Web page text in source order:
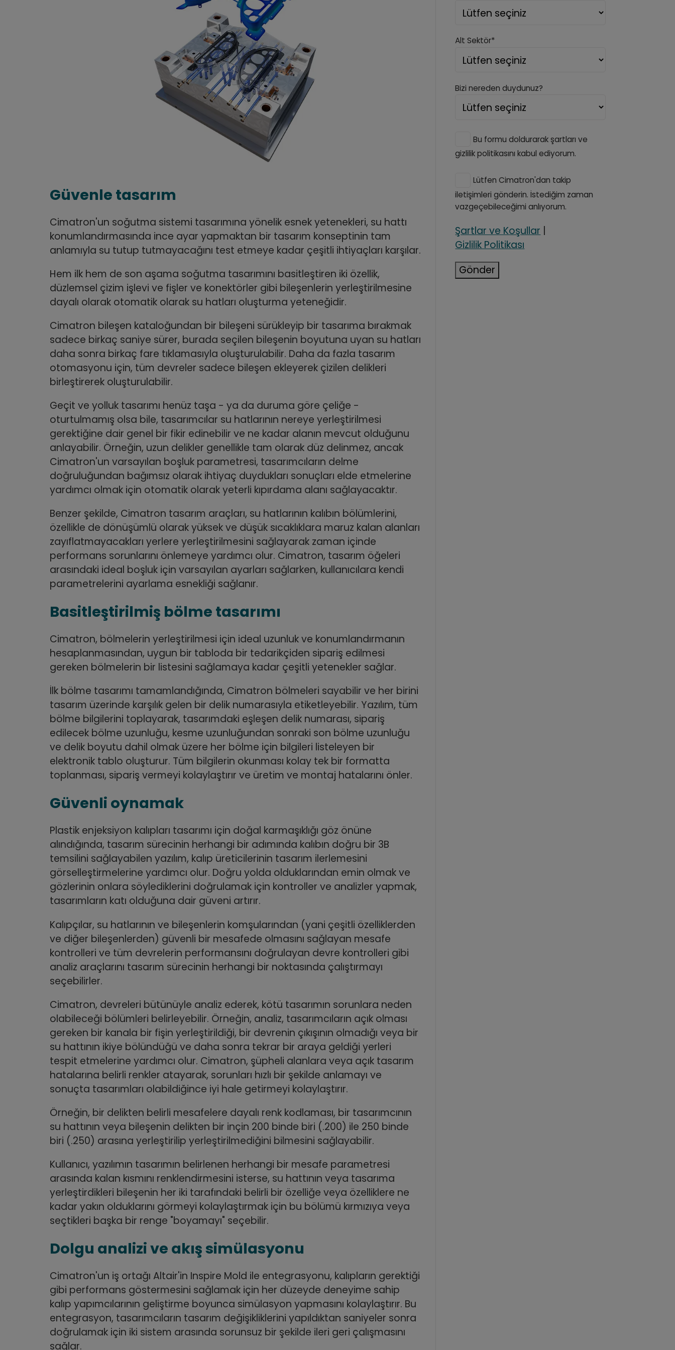
Güvenle tasarım
Cimatron'un soğutma sistemi tasarımına yönelik esnek yetenekleri, su hattı
konumlandırmasında ince ayar yapmaktan bir tasarım konseptinin tam
anlamıyla su tutup tutmayacağını test etmeye kadar çeşitli ihtiyaçları karşılar.
Hem ilk hem de son aşama soğutma tasarımını basitleştiren iki özellik,
düzlemsel çizim işlevi ve fişler ve konektörler gibi bileşenlerin yerleştirilmesine
dayalı olarak otomatik olarak su hatları oluşturma yeteneğidir.
Cimatron bileşen kataloğundan bir bileşeni sürükleyip bir tasarıma bırakmak
sadece birkaç saniye sürer, burada seçilen bileşenin boyutuna uyan su hatları
daha sonra birkaç fare tıklamasıyla oluşturulabilir. Daha da fazla tasarım
otomasyonu için, tüm devreler sadece bileşen ekleyerek çizilen delikleri
birleştirerek oluşturulabilir.
Geçit ve yolluk tasarımı henüz taşa - ya da duruma göre çeliğe -
oturtulmamış olsa bile, tasarımcılar su hatlarının nereye yerleştirilmesi
gerektiğine dair genel bir fikir edinebilir ve ne kadar alanın mevcut olduğunu
anlayabilir. Örneğin, uzun delikler genellikle tam olarak düz delinmez, ancak
Cimatron'un varsayılan boşluk parametresi, tasarımcıların delme
doğruluğundan bağımsız olarak ihtiyaç duydukları sonuçları elde etmelerine
yardımcı olmak için otomatik olarak yeterli kıpırdama alanı sağlayacaktır.
Benzer şekilde, Cimatron tasarım araçları, su hatlarının kalıbın bölümlerini,
özellikle de dönüşümlü olarak yüksek ve düşük sıcaklıklara maruz kalan alanları
zayıflatmayacakları yerlere yerleştirilmesini sağlayarak zaman içinde
performans sorunlarını önlemeye yardımcı olur. Cimatron, tasarım öğeleri
arasındaki ideal boşluk için varsayılan ayarları sağlarken, kullanıcılara kendi
parametrelerini ayarlama esnekliği sağlanır.
Basitleştirilmiş bölme tasarımı
Cimatron, bölmelerin yerleştirilmesi için ideal uzunluk ve konumlandırmanın
hesaplanmasından, uygun bir tabloda bir tedarikçiden sipariş edilmesi
gereken bölmelerin bir listesini sağlamaya kadar çeşitli yetenekler sağlar.
İlk bölme tasarımı tamamlandığında, Cimatron bölmeleri sayabilir ve her birini
tasarım üzerinde karşılık gelen bir delik numarasıyla etiketleyebilir. Yazılım, tüm
bölme bilgilerini toplayarak, tasarımdaki eşleşen delik numarası, sipariş
edilecek bölme uzunluğu, kesme uzunluğundan sonraki son bölme uzunluğu
ve delik boyutu dahil olmak üzere her bölme için bilgileri listeleyen bir
elektronik tablo oluşturur. Tüm bilgilerin okunması kolay tek bir formatta
toplanması, sipariş vermeyi kolaylaştırır ve üretim ve montaj hatalarını önler.
Güvenli oynamak
Plastik enjeksiyon kalıpları tasarımı için doğal karmaşıklığı göz önüne
alındığında, tasarım sürecinin herhangi bir adımında kalıbın doğru bir 3B
temsilini sağlayabilen yazılım, kalıp üreticilerinin tasarım ilerlemesini
görselleştirmelerine yardımcı olur. Doğru yolda olduklarından emin olmak ve
gözlerinin onlara söylediklerini doğrulamak için kontroller ve analizler yapmak,
tasarımların katı olduğuna dair güveni artırır.
Kalıpçılar, su hatlarının ve bileşenlerin komşularından (yani çeşitli özelliklerden
ve diğer bileşenlerden) güvenli bir mesafede olmasını sağlayan mesafe
kontrolleri ve tüm devrelerin performansını doğrulayan devre kontrolleri gibi
analiz araçlarını tasarım sürecinin herhangi bir noktasında çalıştırmayı
seçebilirler.
Cimatron, devreleri bütünüyle analiz ederek, kötü tasarımın sorunlara neden
olabileceği bölümleri belirleyebilir. Örneğin, analiz, tasarımcıların açık olması
gereken bir kanala bir fişin yerleştirildiği, bir devrenin çıkışının olmadığı veya bir
su hattının ikiye bölündüğü ve daha sonra tekrar bir araya geldiği yerleri
tespit etmelerine yardımcı olur. Cimatron, şüpheli alanlara veya açık tasarım
hatalarına belirli renkler atayarak, sorunları hızlı bir şekilde anlamayı ve
sonuçta tasarımları olabildiğince iyi hale getirmeyi kolaylaştırır.
Örneğin, bir delikten belirli mesafelere dayalı renk kodlaması, bir tasarımcının
su hattının veya bileşenin delikten bir inçin 200 binde biri (.200) ile 250 binde
biri (.250) arasına yerleştirilip yerleştirilmediğini bilmesini sağlayabilir.
Kullanıcı, yazılımın tasarımın belirlenen herhangi bir mesafe parametresi
arasında kalan kısmını renklendirmesini isterse, su hattının veya tasarıma
yerleştirdikleri bileşenin her iki tarafındaki belirli bir özelliğe veya özelliklere ne
kadar yakın olduklarını görmeyi kolaylaştırmak için bu bölümü kırmızıya veya
seçtikleri başka bir renge "boyamayı" seçebilir.
Dolgu analizi ve akış simülasyonu
Cimatron'un iş ortağı Altair'in Inspire Mold ile entegrasyonu, kalıpların gerektiği
gibi performans göstermesini sağlamak için her düzeyde deneyime sahip
kalıp yapımcılarının geliştirme boyunca simülasyon yapmasını kolaylaştırır. Bu
entegrasyon, tasarımcıların tasarım değişikliklerini yapıldıktan saniyeler sonra
doğrulamak için iki sistem arasında sorunsuz bir şekilde ileri geri çalışmasını
sağlar.
Alt Sektör*
Bizi nereden duydunuz?
Bu formu doldurarak şartları ve
gizlilik politikasını kabul ediyorum.
Lütfen Cimatron'dan takip
iletişimleri gönderin. İstediğim zaman
vazgeçebileceğimi anlıyorum.
Şartlar ve Koşullar |
Gizlilik Politikası
Gönder